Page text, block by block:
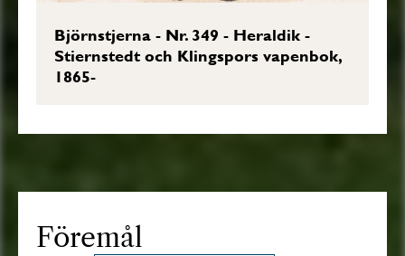
Björnstjerna - Nr. 349 - Heraldik -
Stiernstedt och Klingspors vapenbok,
1865-
Föremål